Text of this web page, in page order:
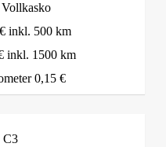
inkl. 500 km
inkl. 1500 km
0,15 €
C3